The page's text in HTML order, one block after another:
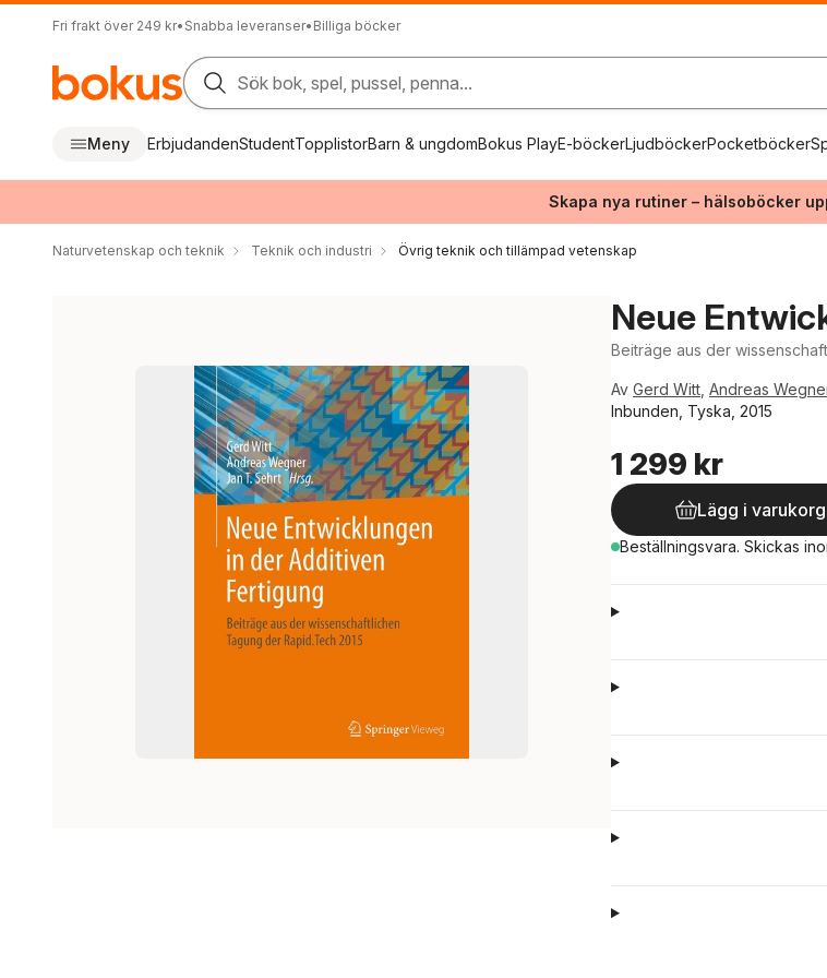
Fri frakt över 249 kr• Snabba leveranser• Billiga böcker
Sök bok, spel, pussel, penna...
Meny ErbjudandenStudentTopplistorBarn & ungdomBokus PlayE-böckerLjudböckerPocketböcker
Skapa nya rutiner – hälsoböcker
Naturvetenskap och teknik Teknik och industri Övrig teknik och tillämpad vetenskap
Neue
Beiträge aus der
Av Gerd Witt Andreas
Inbunden, Tyska, 2015
1 299 kr
Lägg i varukorg
Beställningsvara. Skickas